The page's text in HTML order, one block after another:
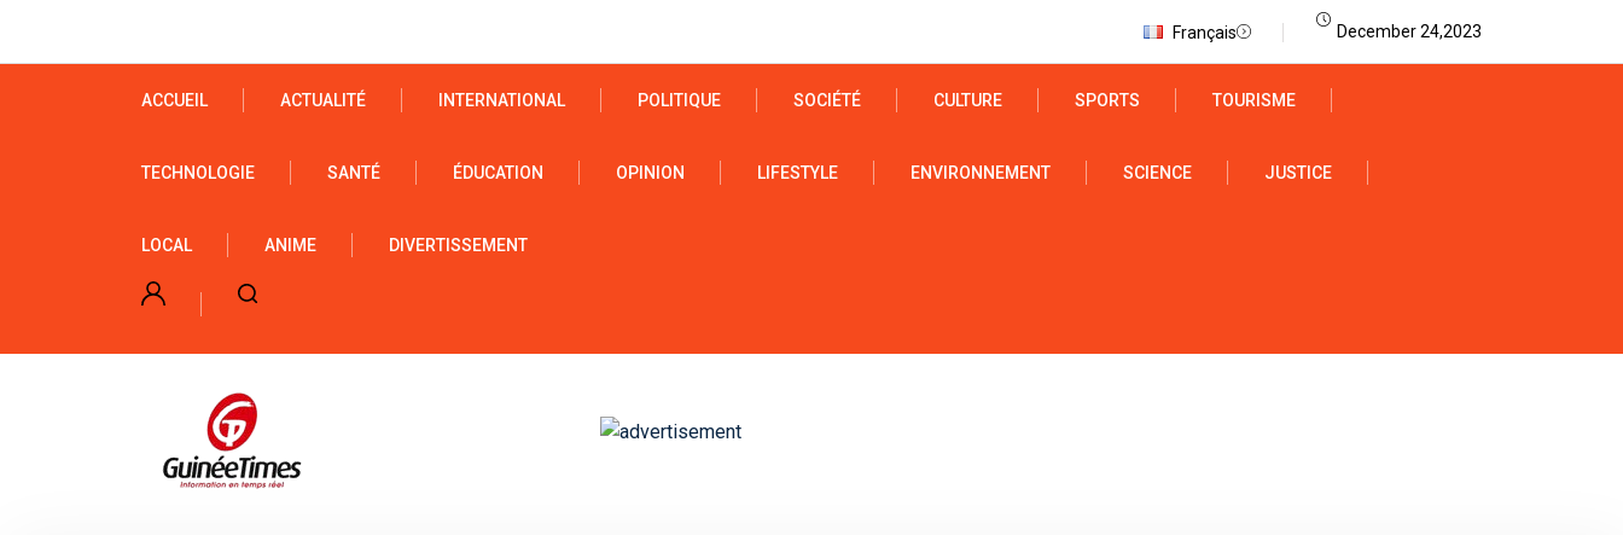
Français December 24,2023
ACCUEIL ACTUALITÉ INTERNATIONAL POLITIQUE SOCIÉTÉ CULTURE SPORTS TOURISME
TECHNOLOGIE SANTÉ ÉDUCATION OPINION LIFESTYLE ENVIRONNEMENT SCIENCE JUSTICE
LOCAL ANIME DIVERTISSEMENT